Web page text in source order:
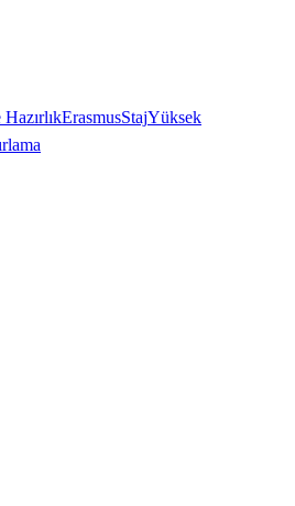
ErasmusStajYüksek